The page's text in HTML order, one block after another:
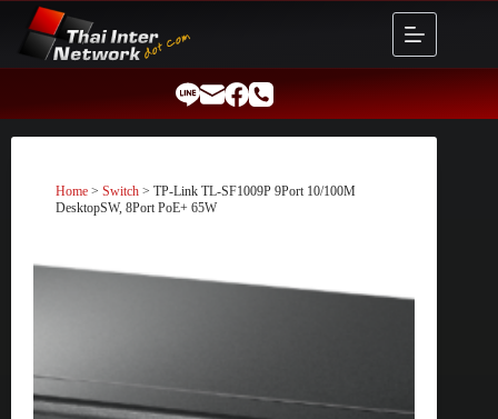
content
Home > Switch > TP-Link TL-SF1009P 9Port 10/100M
DesktopSW, 8Port PoE+ 65W